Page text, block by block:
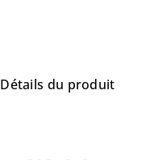
Détails du produit